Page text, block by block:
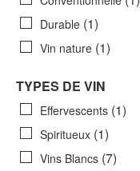
Durable (1)
Vin nature (1)
TYPES DE VIN
Effervescents (1)
Spiritueux (1)
Vins Blancs (7)